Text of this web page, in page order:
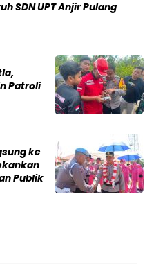
SDN UPT Anjir Pulang
Patroli
ke
Publik